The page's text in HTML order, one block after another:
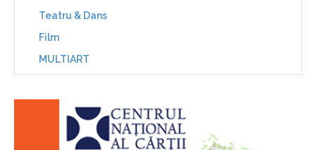
Teatru & Dans
Film
MULTIART